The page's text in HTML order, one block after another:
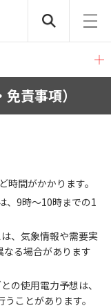
責事項）
間がかかります。
、9時～10時までの1
、気象情報や需要実
る場合があります
の使用電力予想は、
ことがあります。